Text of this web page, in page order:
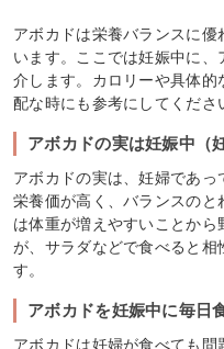
アボカドは栄養バランスに
います。ここでは妊娠中に
介します。カロリーや具体
配な時にも参考にしてくださ
アボカドの実は妊娠中（
アボカドの実は、妊婦であ
栄養価が高く、バランスのと
は体重が増えやすいことか
が、サラダなどで食べると
す。
アボカドを妊娠中に毎日
アボカドは妊婦が食べても